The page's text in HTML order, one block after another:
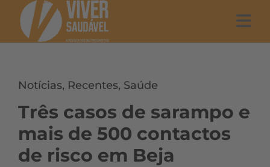
Notícias, Recentes, Saúde
Três casos de sarampo e
mais de 500 contactos
de risco em Beja